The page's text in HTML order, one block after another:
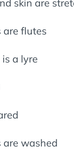
skin are
are flutes
is a lyre
are washed